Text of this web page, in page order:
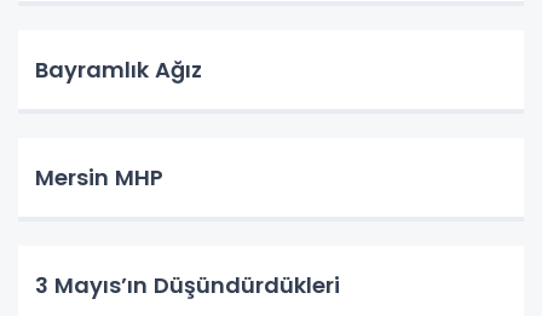
Bayramlık Ağız
Mersin MHP
3 Mayıs’ın Düşündürdükleri